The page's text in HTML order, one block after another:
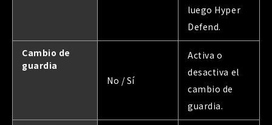
luego Hyper
Defend.
Cambio de
guardia
No / Sí
Activa o
desactiva el
cambio de
guardia.